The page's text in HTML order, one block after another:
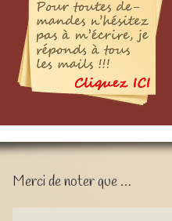
Merci de noter que …